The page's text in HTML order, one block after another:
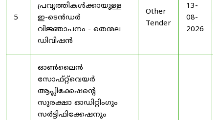
5
പ്രവൃത്തികൾക്കായുള്ള
ഇ-ടെൻഡർ
വിജ്ഞാപനം - തെന്മല
ഡിവിഷൻ
Other
Tender
13-
08-
2026
ഓൺലൈൻ
സോഫ്റ്റ്‌വെയർ
ആപ്ലിക്കേഷന്റെ
സുരക്ഷാ ഓഡിറ്റിംഗും
സർട്ടിഫിക്കേഷനും